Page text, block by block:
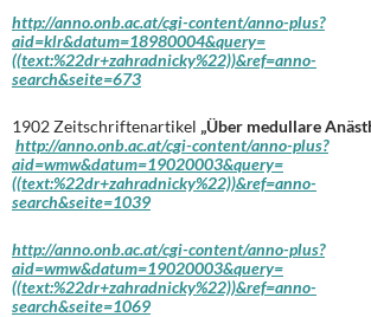
http://anno.onb.ac.at/cgi-content/anno-plus?
aid=klr&datum=18980004&query=
((text:%22dr+zahradnicky%22))&ref=anno-
search&seite=673
1902 Zeitschriftenartikel „Über medullare
http://anno.onb.ac.at/cgi-content/anno-plus?
aid=wmw&datum=19020003&query=
((text:%22dr+zahradnicky%22))&ref=anno-
search&seite=1039
http://anno.onb.ac.at/cgi-content/anno-plus?
aid=wmw&datum=19020003&query=
((text:%22dr+zahradnicky%22))&ref=anno-
search&seite=1069